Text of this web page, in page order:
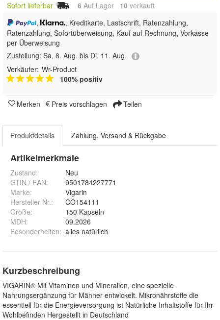
Sofort lieferbar 6 Auf Lager 10 verkauft
,
, Kreditkarte, Lastschrift, Ratenzahlung,
Ratenzahlung, Sofortüberweisung, Kauf auf Rechnung, Vorkasse
per Überweisung
Zustellung: Sa, 8. Aug. bis Di, 11. Aug.
Verkäufer: Wr-Product
100% positiv
Merken Preis vorschlagen Teilen
Produktdetails Zahlung, Versand & Rückgabe
Artikelmerkmale
Zustand:
Neu
GTIN / EAN:
9501784227771
Marke:
Vigarin
Hersteller Nr.:
CO154111
Größe:
150 Kapseln
MDH:
09.2026
Besonderheiten: alles natürlich
Kurzbeschreibung
VIGARIN® Mit Vitaminen und Mineralien, eine spezielle
Nahrungsergänzung für Männer entwickelt. Mikronährstoffe die
essentiell für die Energieversorgung ist Natürliche Inhaltstoffe für Ihr
Wohlbefinden Hergestellt in Deutschland